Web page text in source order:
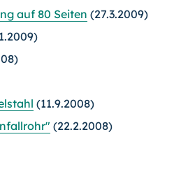
auf 80 Seiten (27.3.2009)
(11.9.2008)
(22.2.2008)